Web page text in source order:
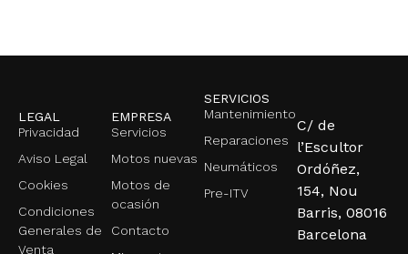
C/ de
l’Escultor
Ordóñez,
154, Nou
Barris, 08016
Barcelona
SERVICIOS
Mantenimiento
Reparaciones
Neumáticos
Pre-ITV
EMPRESA
Servicios
Motos nuevas
Motos de
ocasión
Contacto
LEGAL
Privacidad
Aviso Legal
Cookies
Condiciones
Generales de
Venta